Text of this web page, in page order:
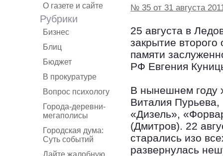
О газете и сайте
Рубрики
Бизнес
Блиц
Бюджет
В прокуратуре
Вопрос психологу
Города-деревни-
мегаполисы
Городская дума:
Суть событий
Дайте жалобную
№ 35 от 31 августа
25 августа в
закрытие
памяти
РФ Евгения
В нынешнем году
Виталия Пурьева,
«Дизель»,
(Дмитров). 22
старались изо
развернулась